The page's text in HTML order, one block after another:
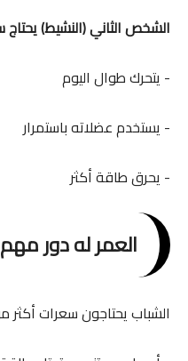
الشخص الثاني (النشيط) يحتاج
- يتحرك طوال اليوم
- يستخدم عضلاته باستمرار
- يحرق طاقة أكثر
العمر له دور
الشباب يحتاجون سعرات أكثر